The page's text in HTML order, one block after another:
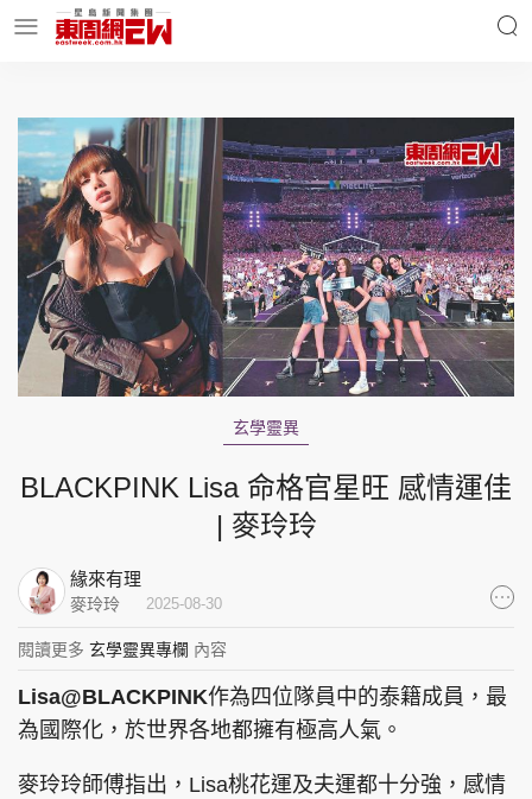
明星名人 時事財經
東周Ladies 優享生活
東周食玩通 會員活動
集團旗下品牌
東周刊 cazbuyer 東Touch
玄學靈異
BLACKPINK Lisa 命格官星旺 感情運佳
| 麥玲玲
緣來有理
麥玲玲 2025-08-30
閱讀更多 玄學靈異專欄 內容
Lisa@BLACKPINK作為四位隊員中的泰籍成員，最
為國際化，於世界各地都擁有極高人氣。
麥玲玲師傅指出，Lisa桃花運及夫運都十分強，感情